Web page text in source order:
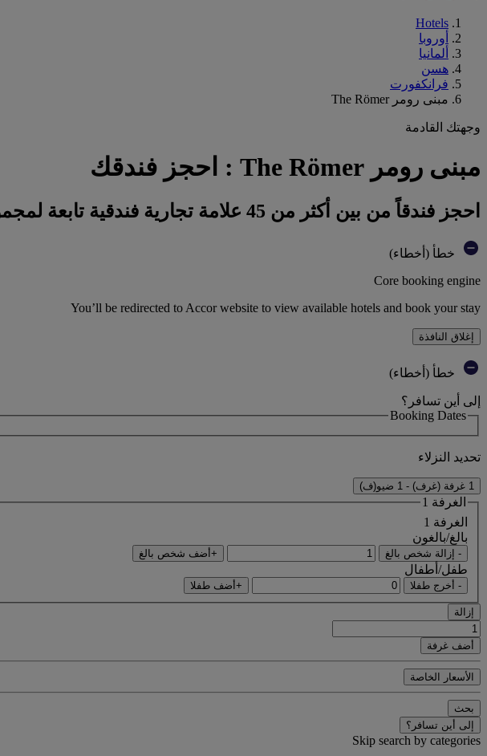
Hotels
أوروبا
ألمانيا
هسن
فرانكفورت
مبنى رومر The Römer
وجهتك القادمة
مبنى رومر The Römer : احجز فندقك
احجز فندقاً من بين أكثر من 45 علامة تجارية فندقية تابعة لمجموعة أكور
خطأ (أخطاء)
Core booking engine
You’ll be redirected to Accor website to view available hotels and book your stay
إغلاق النافذة
خطأ (أخطاء)
إلى أين تسافر؟
Booking Dates
تحديد النزلاء
1 غرفة (غرف) - 1 ضيو(ف)
الغرفة 1
الغرفة 1
بالغ/بالغون
- إزالة شخص بالغ +أضف شخص بالغ
طفل/أطفال
- أخرج طفلا +أضف طفلا
إزالة
أضف غرفة
الأسعار الخاصة
بحث
إلى أين تسافر؟
Skip search by categories